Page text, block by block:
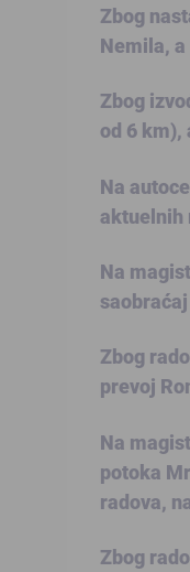
Zbog
Nemila,
Zbog
od 6
Na
aktuelnih
Na
Zbog
prevoj
Na
potoka
radova,
Zbog